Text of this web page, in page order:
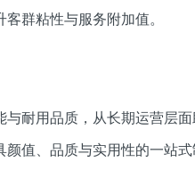
群粘性与服务附加值。
耐用品质，从长期运营层面
值、品质与实用性的一站式